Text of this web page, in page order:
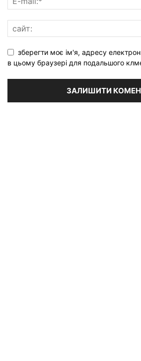
зберегти моє ім'я, адресу
в цьому браузері для подальшого